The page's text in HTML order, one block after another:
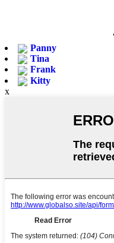
Panny
Tina
Frank
Kitty
x